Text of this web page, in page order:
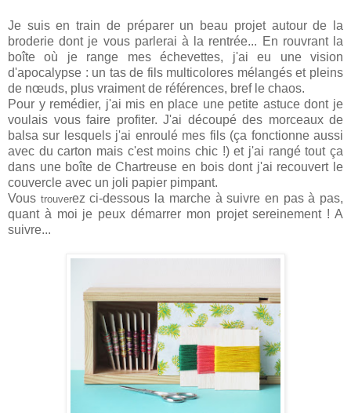
Je suis en train de préparer un beau projet autour de la
broderie dont je vous parlerai à la rentrée... En rouvrant la
boîte où je range mes échevettes, j'ai eu une vision
d'apocalypse : un tas de fils multicolores mélangés et pleins
de nœuds, plus vraiment de références, bref le chaos.
Pour y remédier, j'ai mis en place une petite astuce dont je
voulais vous faire profiter. J'ai découpé des morceaux de
balsa sur lesquels j'ai enroulé mes fils (ça fonctionne aussi
avec du carton mais c'est moins chic !) et j'ai rangé tout ça
dans une boîte de Chartreuse en bois dont j'ai recouvert le
couvercle avec un joli papier pimpant.
Vous trouverez ci-dessous la marche à suivre en pas à pas,
quant à moi je peux démarrer mon projet sereinement ! A
suivre...